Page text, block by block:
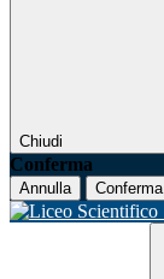
Chiudi
Conferma
Annulla Conferma